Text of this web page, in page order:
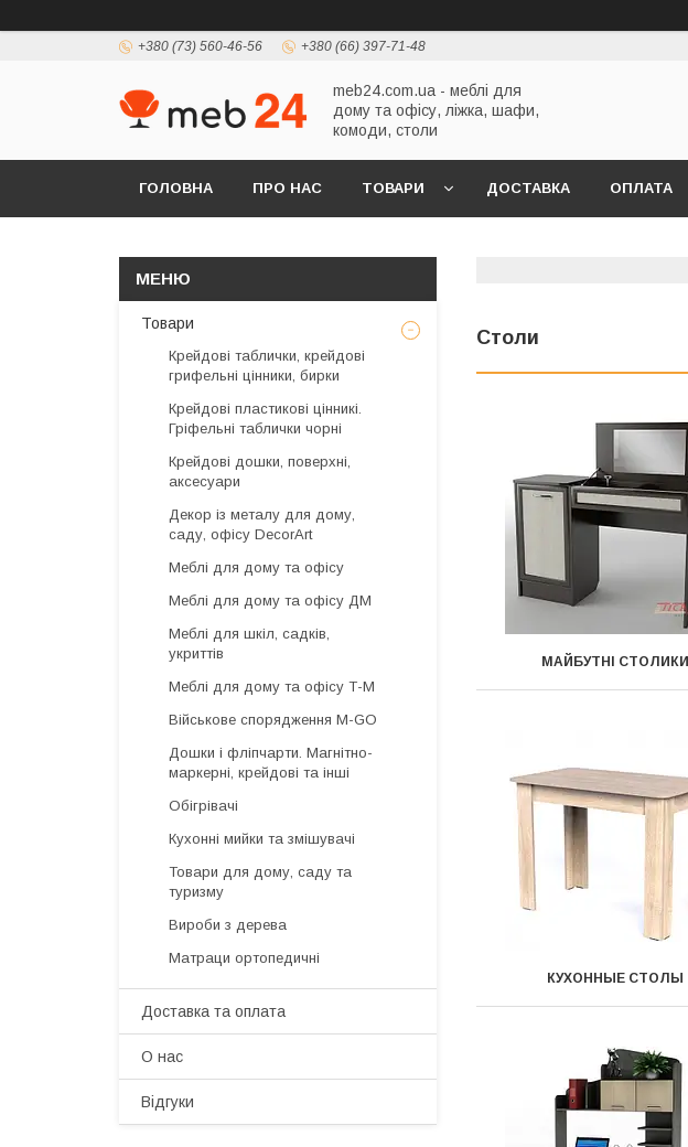
+380 (73) 560-46-56 +380 (66) 397-71-48
meb24.com.ua - меблі для
дому та офісу, ліжка, шафи,
комоди, столи
ГОЛОВНА ПРО НАС ТОВАРИ ДОСТАВКА ОПЛАТА
Столи
МАЙБУТНІ СТОЛИКИ
КУХОННЫЕ СТОЛЫ
Товари
Крейдові таблички, крейдові
грифельні цінники, бирки
Крейдові пластикові цінникі.
Гріфельні таблички чорні
Крейдові дошки, поверхні,
аксесуари
Декор із металу для дому,
саду, офісу DecorArt
Меблі для дому та офісу
Меблі для дому та офісу ДМ
Меблі для шкіл, садків,
укриттів
Меблі для дому та офісу Т-М
Військове спорядження M-GO
Дошки і фліпчарти. Магнітно-
маркерні, крейдові та інші
Обігрівачі
Кухонні мийки та змішувачі
Товари для дому, саду та
туризму
Вироби з дерева
Матраци ортопедичні
Доставка та оплата
О нас
Відгуки